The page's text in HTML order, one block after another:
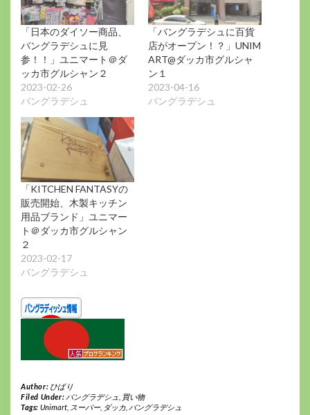
「日本のダイソー商品、
バングラデシュに見
参！！」ユニマート＠ダ
ッカ市グルシャン２
2023-02-26
バングラデシュ
「バングラデシュに百貨
店がオープン！？」UNIM
ART@ダッカ市グルシャ
ン１
2023-04-16
バングラデシュ
「KITCHEN FANTASYの
販売開始、木製キッチン
用品ブランド」ユニマー
ト＠ダッカ市グルシャン
２
2023-02-17
バングラデシュ
Author: ひばり
Filed Under: バングラデシュ
買い物
Tags: Unimart, スーパー, ダッカ, バングラデシュ